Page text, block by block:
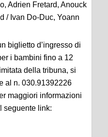
Adrien Fretard, Anouck
/ Ivan Do-Duc, Yoann
biglietto d’ingresso di
i bambini fino a 12
della tribuna, si
al n. 030.91392226
maggiori informazioni
seguente link: